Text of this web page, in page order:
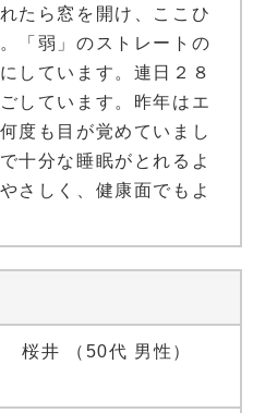
たら窓を開け、ここひ
「弱」のストレートの
しています。連日２８
しています。昨年はエ
度も目が覚めていまし
十分な睡眠がとれるよ
さしく、健康面でもよ
井 （50代 男性）